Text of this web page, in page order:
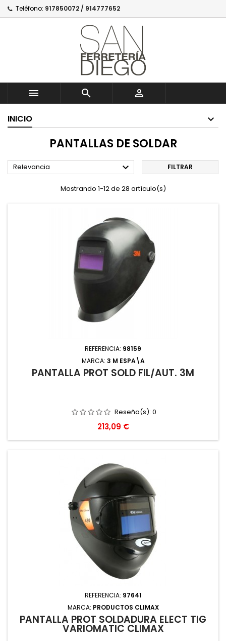
Teléfono: 917850072 / 914777652
  
INICIO
PANTALLAS DE SOLDAR
Relevancia  FILTRAR
Mostrando 1-12 de 28 artículo(s)
REFERENCIA: 98159
MARCA: 3 M ESPA\A
PANTALLA PROT SOLD FIL/AUT. 3M
Reseña(s): 0
Precio
213,09 €
REFERENCIA: 97641
MARCA: PRODUCTOS CLIMAX
PANTALLA PROT SOLDADURA ELECT TIG
VARIOMATIC CLIMAX